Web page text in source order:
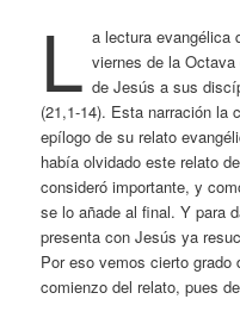
L a lectura evangélica
viernes de la
de Jesús a sus
(21,1-14). Esta narración la
epílogo de su relato
había olvidado este relato
consideró importante, y
se lo añade al final. Y para
presenta con Jesús ya
Por eso vemos cierto grado
comienzo del relato, pues